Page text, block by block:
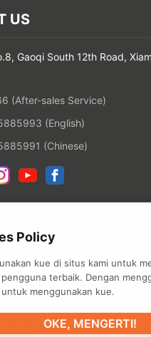
US
Gaoqi South 12th Road,
(After-sales Service)
(English)
(Chinese)
HANIN CO., LTD.POLISI
Policy
kue di situs kami untuk
pengguna terbaik. Dengan
menggunakan kue.
OKE, MENGERTI!